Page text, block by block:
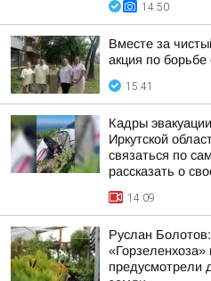
14:50
Вместе за
акция по борьбе
15:41
Кадры
Иркутской
связаться по
рассказать о
14:09
Руслан
предусмотрели